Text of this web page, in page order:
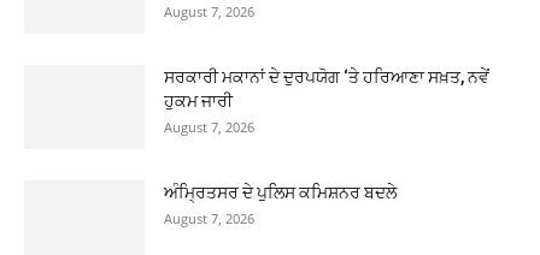
August 7, 2026
ਸਰਕਾਰੀ ਮਕਾਨਾਂ ਦੇ ਦੁਰਪਯੋਗ ‘ਤੇ ਹਰਿਆਣਾ ਸਖ਼ਤ, ਨਵੇਂ
ਹੁਕਮ ਜਾਰੀ
August 7, 2026
ਅੰਮ੍ਰਿਤਸਰ ਦੇ ਪੁਲਿਸ ਕਮਿਸ਼ਨਰ ਬਦਲੇ
August 7, 2026